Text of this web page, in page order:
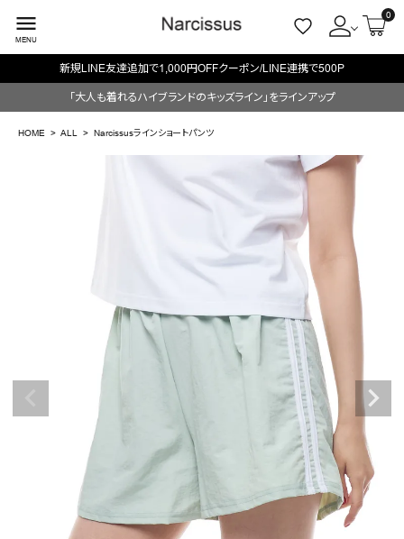
menu
MENU
0
ようこそ ゲスト 様
search
連携で500P 毎週火/金はオリジナル・木はブランド
「大人も着れるハイブランドのキッズライン」をラインアップ
HOME ALL Narcissusラインショートパンツ